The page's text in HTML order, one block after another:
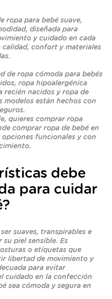
ropa para bebé suave,
diseñada para
y cuidado en cada
calidad, confort y materiales
de ropa cómoda para bebés
ropa hipoalergénica
recién nacidos y ropa de
modelos están hechos con
quieres comprar ropa
comprar ropa de bebé en
funcionales y con
debe
para cuidar
suaves, transpirables e
piel sensible. Es
o etiquetas que
libertad de movimiento y
para evitar
cuidado en la confección
sea cómoda y segura en